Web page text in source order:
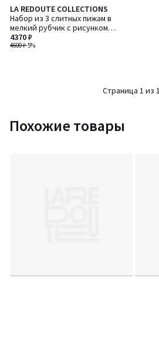
LA REDOUTE COLLECTIONS
Набор из 3 слитных пижам в
мелкий рубчик с рисунком
«солнышки»
4600 ₽-5%
4370 ₽
Страница 1 из 1
Похожие товары